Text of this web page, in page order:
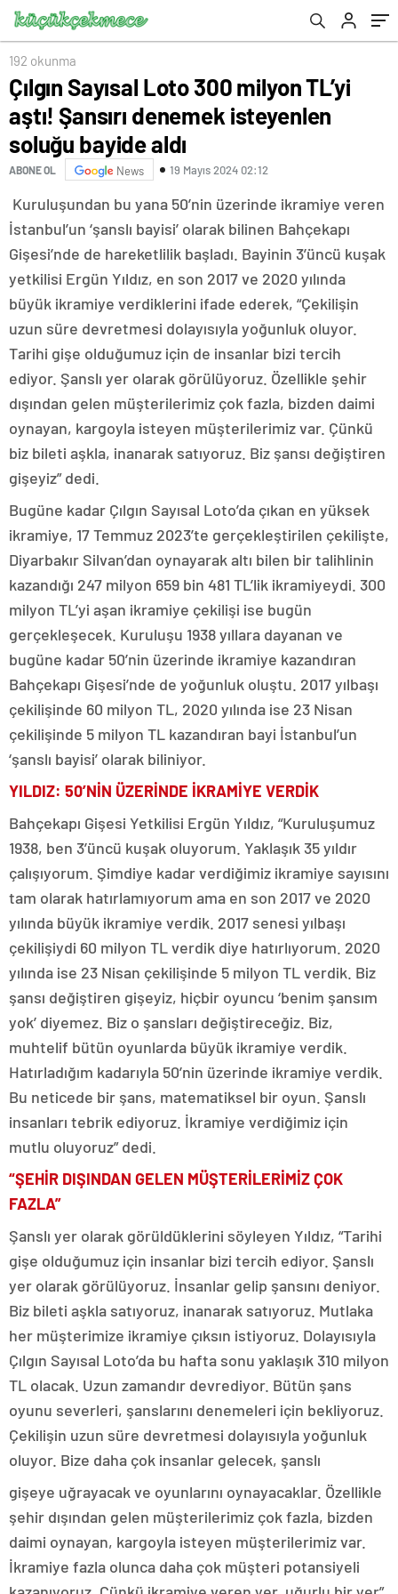
192 okunma
Çılgın Sayısal Loto 300 milyon TL’yi
aştı! Şansırı denemek isteyenlen
soluğu bayide aldı
ABONE OL News 19 Mayıs 2024 02:12
Kuruluşundan bu yana 50’nin üzerinde ikramiye veren
İstanbul’un ‘şanslı bayisi’ olarak bilinen Bahçekapı
Gişesi’nde de hareketlilik başladı. Bayinin 3’üncü kuşak
yetkilisi Ergün Yıldız, en son 2017 ve 2020 yılında
büyük ikramiye verdiklerini ifade ederek, “Çekilişin
uzun süre devretmesi dolayısıyla yoğunluk oluyor.
Tarihi gişe olduğumuz için de insanlar bizi tercih
ediyor. Şanslı yer olarak görülüyoruz. Özellikle şehir
dışından gelen müşterilerimiz çok fazla, bizden daimi
oynayan, kargoyla isteyen müşterilerimiz var. Çünkü
biz bileti aşkla, inanarak satıyoruz. Biz şansı değiştiren
gişeyiz” dedi.
Bugüne kadar Çılgın Sayısal Loto’da çıkan en yüksek
ikramiye, 17 Temmuz 2023’te gerçekleştirilen çekilişte,
Diyarbakır Silvan’dan oynayarak altı bilen bir talihlinin
kazandığı 247 milyon 659 bin 481 TL’lik ikramiyeydi. 300
milyon TL’yi aşan ikramiye çekilişi ise bugün
gerçekleşecek. Kuruluşu 1938 yıllara dayanan ve
bugüne kadar 50’nin üzerinde ikramiye kazandıran
Bahçekapı Gişesi’nde de yoğunluk oluştu. 2017 yılbaşı
çekilişinde 60 milyon TL, 2020 yılında ise 23 Nisan
çekilişinde 5 milyon TL kazandıran bayi İstanbul’un
‘şanslı bayisi’ olarak biliniyor.
YILDIZ: 50’NİN ÜZERİNDE İKRAMİYE VERDİK
Bahçekapı Gişesi Yetkilisi Ergün Yıldız, “Kuruluşumuz
1938, ben 3’üncü kuşak oluyorum. Yaklaşık 35 yıldır
çalışıyorum. Şimdiye kadar verdiğimiz ikramiye sayısını
tam olarak hatırlamıyorum ama en son 2017 ve 2020
yılında büyük ikramiye verdik. 2017 senesi yılbaşı
çekilişiydi 60 milyon TL verdik diye hatırlıyorum. 2020
yılında ise 23 Nisan çekilişinde 5 milyon TL verdik. Biz
şansı değiştiren gişeyiz, hiçbir oyuncu ‘benim şansım
yok’ diyemez. Biz o şansları değiştireceğiz. Biz,
muhtelif bütün oyunlarda büyük ikramiye verdik.
Hatırladığım kadarıyla 50’nin üzerinde ikramiye verdik.
Bu neticede bir şans, matematiksel bir oyun. Şanslı
insanları tebrik ediyoruz. İkramiye verdiğimiz için
mutlu oluyoruz” dedi.
“ŞEHİR DIŞINDAN GELEN MÜŞTERİLERİMİZ ÇOK
FAZLA”
Şanslı yer olarak görüldüklerini söyleyen Yıldız, “Tarihi
gişe olduğumuz için insanlar bizi tercih ediyor. Şanslı
yer olarak görülüyoruz. İnsanlar gelip şansını deniyor.
Biz bileti aşkla satıyoruz, inanarak satıyoruz. Mutlaka
her müşterimize ikramiye çıksın istiyoruz. Dolayısıyla
Çılgın Sayısal Loto’da bu hafta sonu yaklaşık 310 milyon
TL olacak. Uzun zamandır devrediyor. Bütün şans
oyunu severleri, şanslarını denemeleri için bekliyoruz.
Çekilişin uzun süre devretmesi dolayısıyla yoğunluk
oluyor. Bize daha çok insanlar gelecek, şanslı
gişeye uğrayacak ve oyunlarını oynayacaklar. Özellikle
şehir dışından gelen müşterilerimiz çok fazla, bizden
daimi oynayan, kargoyla isteyen müşterilerimiz var.
İkramiye fazla olunca daha çok müşteri potansiyeli